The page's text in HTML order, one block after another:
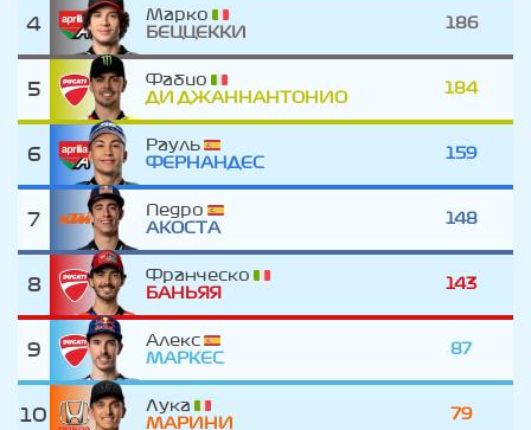
4
Марко
БЕЦЦЕККИ
186
5
Фабио
ДИ ДЖАННАНТОНИО
184
6
Рауль
ФЕРНАНДЕС
159
7
Педро
АКОСТА
148
8
Франческо
БАНЬЯЯ
143
9
Алекс
МАРКЕС
87
10
Лука
МАРИНИ
79